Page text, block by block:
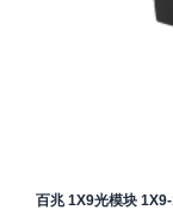
百兆 1X9光模块